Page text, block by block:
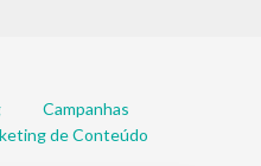
Campanhas
de Conteúdo